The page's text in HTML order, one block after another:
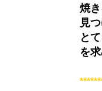
焼
見
と
を